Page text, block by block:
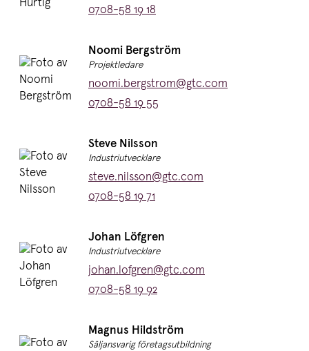
Telefon:
0708-58 19 18
Namn:
Noomi Bergström
Titel:
Projektledare
E-post:
noomi.bergstrom@gtc.com
Telefon:
0708-58 19 55
Namn:
Steve Nilsson
Titel:
Industriutvecklare
E-post:
steve.nilsson@gtc.com
Telefon:
0708-58 19 71
Namn:
Johan Löfgren
Titel:
Industriutvecklare
E-post:
johan.lofgren@gtc.com
Telefon:
0708-58 19 92
Namn:
Magnus Hildström
Titel:
Säljansvarig företagsutbildning